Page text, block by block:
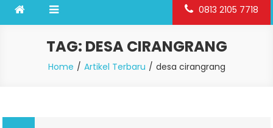
0813 2105 7718
TAG: DESA CIRANGRANG
Home Artikel Terbaru desa cirangrang